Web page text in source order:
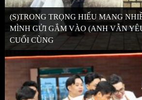
(S)TRONG TRỌNG HIẾU MANG
MÌNH GỬI GẮM VÀO (ANH VẪN
CUỐI CÙNG